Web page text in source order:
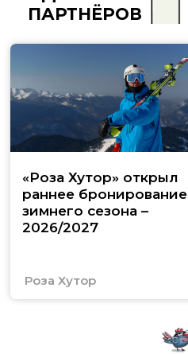
ПАРТНЁРОВ
«Роза Хутор» открыл
раннее бронирование
зимнего сезона –
2026/2027
Роза Хутор